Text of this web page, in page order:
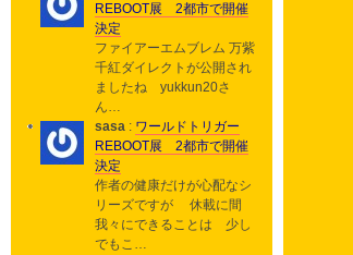
REBOOT展 2都市で開催
決定
ファイアーエムブレム 万紫
千紅ダイレクトが公開され
ましたね yukkun20さ
ん…
sasa : ワールドトリガー
REBOOT展 2都市で開催
決定
作者の健康だけが心配なシ
リーズですが 休載に間
我々にできることは 少し
でもこ…